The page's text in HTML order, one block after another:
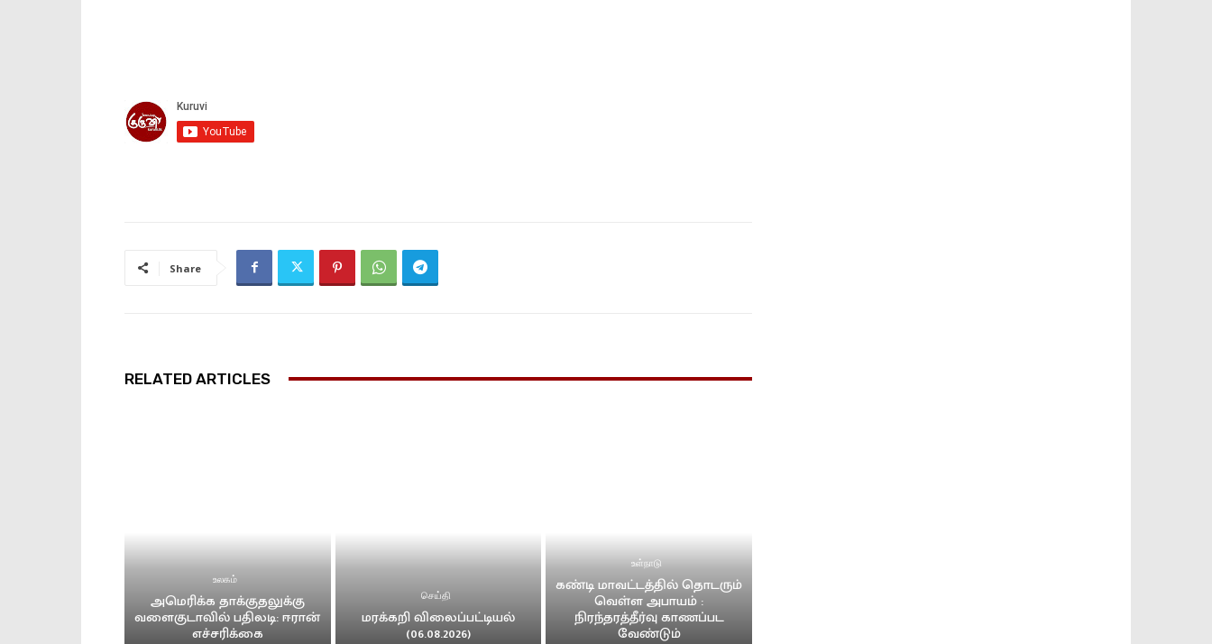
Share
RELATED ARTICLES
உலகம்
அமெரிக்க தாக்குதலுக்கு
வளைகுடாவில் பதிலடி: ஈரான்
எச்சரிக்கை
செய்தி
மரக்கறி விலைப்பட்டியல்
(06.08.2026)
உள்நாடு
கண்டி மாவட்டத்தில் தொடரும்
வெள்ள அபாயம் :
நிரந்தரத்தீர்வு காணப்பட
வேண்டும்